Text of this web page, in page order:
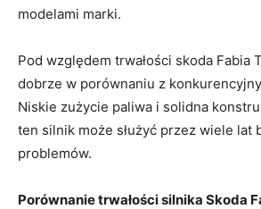
modelami⁣ marki.
Pod ‍względem trwałości skoda Fabia
dobrze w porównaniu z
Niskie zużycie paliwa i​ solidna
ten silnik może służyć przez wiele lat
problemów.
Porównanie trwałości silnika Skoda